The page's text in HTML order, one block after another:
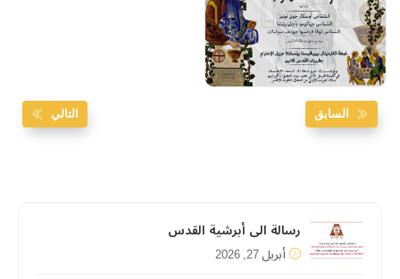
السابق التالي
رسالة الى أبرشية القدس
أبريل 27, 2026